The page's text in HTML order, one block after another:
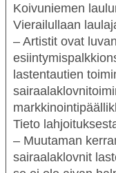
Koivuniemen
Vierailullaan
– Artistit ovat
lastentautien
Tieto
– Muutaman
sairaalaklovnit